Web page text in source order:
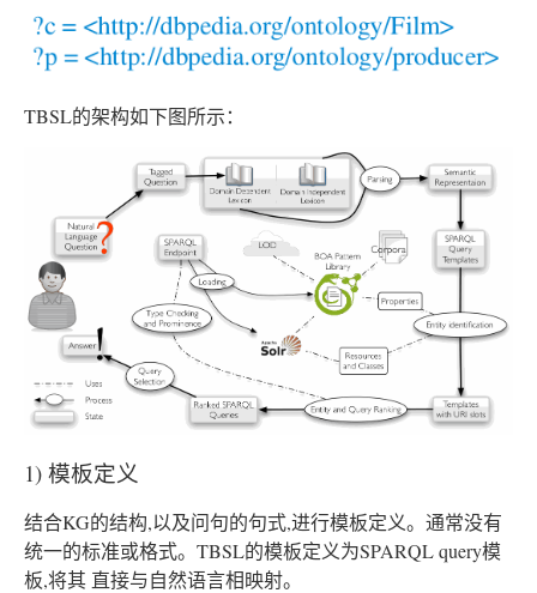
TBSL的架构如下图所示：
1) 模板定义
结合KG的结构,以及问句的句式,进行模板定义。通常没有
统一的标准或格式。TBSL的模板定义为SPARQL query模
板,将其 直接与自然语言相映射。